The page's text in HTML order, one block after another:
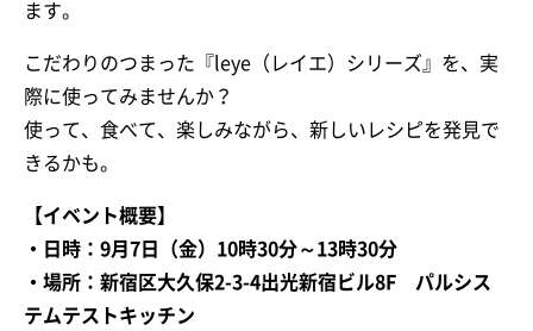
ます。
こだわりのつまった『leye（レイエ）シリーズ』を、実
際に使ってみませんか？
使って、食べて、楽しみながら、新しいレシピを発見で
きるかも。
【イベント概要】
・日時：9月7日（金）10時30分～13時30分
・場所：新宿区大久保2-3-4出光新宿ビル8F パルシス
テムテストキッチン